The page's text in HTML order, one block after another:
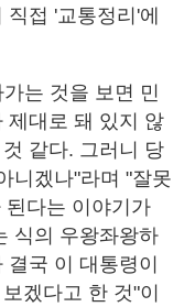
접 '교통정리'에
는 것을 보면 민
제대로 돼 있지 않
같다. 그러니 당
니겠나"라며 "잘못
된다는 이야기가
식의 우왕좌왕하
국 이 대통령이
겠다고 한 것"이